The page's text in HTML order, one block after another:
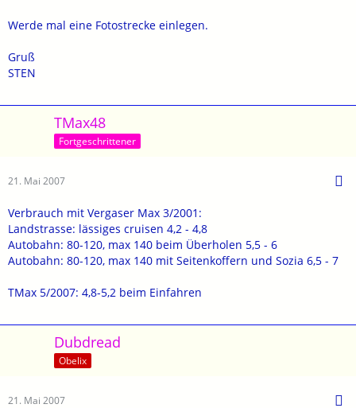
Werde mal eine Fotostrecke einlegen.
Gruß
STEN
TMax48
Fortgeschrittener
21. Mai 2007
Verbrauch mit Vergaser Max 3/2001:
Landstrasse: lässiges cruisen 4,2 - 4,8
Autobahn: 80-120, max 140 beim Überholen 5,5 - 6
Autobahn: 80-120, max 140 mit Seitenkoffern und Sozia 6,5 - 7
TMax 5/2007: 4,8-5,2 beim Einfahren
Dubdread
Obelix
21. Mai 2007